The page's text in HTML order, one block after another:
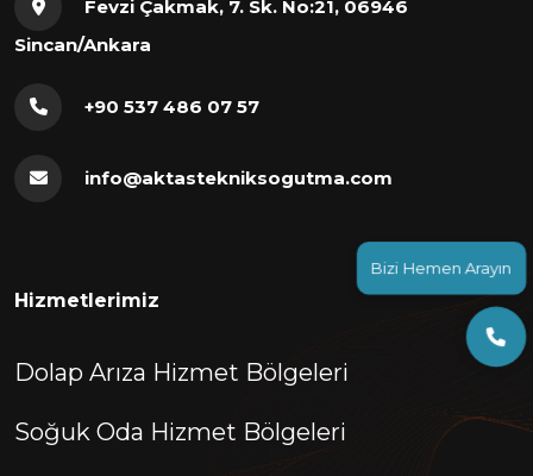
Bizi Hemen Arayın
Fevzi Çakmak, 7. Sk. No:21, 06946
Sincan/Ankara
+90 537 486 07 57
info@aktastekniksogutma.com
Hizmetlerimiz
Dolap Arıza Hizmet Bölgeleri
Soğuk Oda Hizmet Bölgeleri